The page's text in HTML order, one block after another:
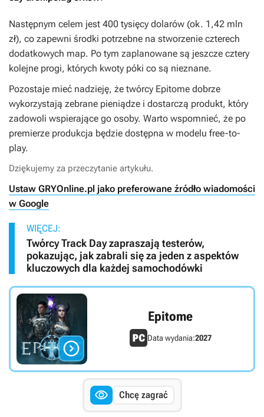
Następnym celem jest 400 tysięcy dolarów (ok. 1,42 mln
zł), co zapewni środki potrzebne na stworzenie czterech
dodatkowych map. Po tym zaplanowane są jeszcze cztery
kolejne progi, których kwoty póki co są nieznane.
Pozostaje mieć nadzieję, że twórcy Epitome dobrze
wykorzystają zebrane pieniądze i dostarczą produkt, który
zadowoli wspierające go osoby. Warto wspomnieć, że po
premierze produkcja będzie dostępna w modelu free-to-
play.
Dziękujemy za przeczytanie artykułu.
Ustaw GRYOnline.pl jako preferowane źródło wiadomości
w Google
WIĘCEJ:
Twórcy Track Day zapraszają testerów,
pokazując, jak zabrali się za jeden z aspektów
kluczowych dla każdej samochodówki

Epitome
Data wydania:2027
 Chcę zagrać